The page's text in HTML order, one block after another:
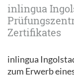
inlingua
Zertifikates
inlingua
zum Erwerb